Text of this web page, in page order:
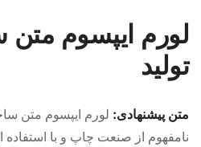
لورم ایپسوم متن
تولید
متن پیشنهادی: لورم ایپسوم متن
نامفهوم از صنعت چاپ و با